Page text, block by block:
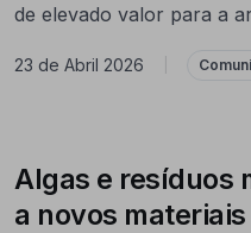
de elevado valor para a
23 de Abril 2026
Algas e resíduos
a novos